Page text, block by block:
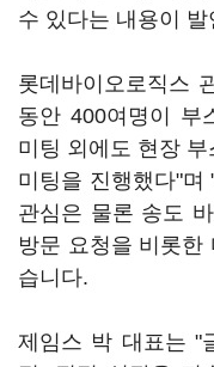
수 있다는 내용이
롯데바이오로직스
동안 400여명이 부
미팅 외에도 현장
미팅을 진행했다"며
관심은 물론 송도
방문 요청을 비롯한
습니다.
제임스 박 대표는 "